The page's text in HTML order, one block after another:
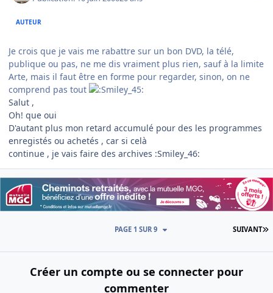
AUTEUR
Je crois que je vais me rabattre sur un bon DVD, la télé,
publique ou pas, ne me dis vraiment plus rien, sauf à la limite
Arte, mais il faut être en forme pour regarder, sinon, on ne
comprend pas tout
Salut ,
Oh! que oui
D'autant plus mon retard accumulé pour des les programmes
enregistés ou achetés , car si celà
continue , je vais faire des archives :Smiley_46:
SUIVANT
PAGE 1 SUR 9
Créer un compte ou se connecter pour
commenter